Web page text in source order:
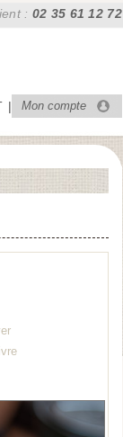
: 02 35 61 12 72
Mon compte